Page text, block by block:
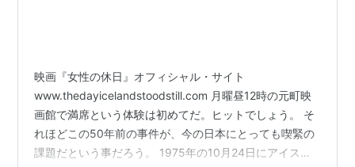
映画『女性の休日』オフィシャル・サイト
www.thedayicelandstoodstill.com 月曜昼12時の元町映
画館で満席という体験は初めてだ。ヒットでしょう。 そ
れほどこの50年前の事件が、今の日本にとっても喫緊の
課題だという事だろう。 1975年の10月24日にアイスラ